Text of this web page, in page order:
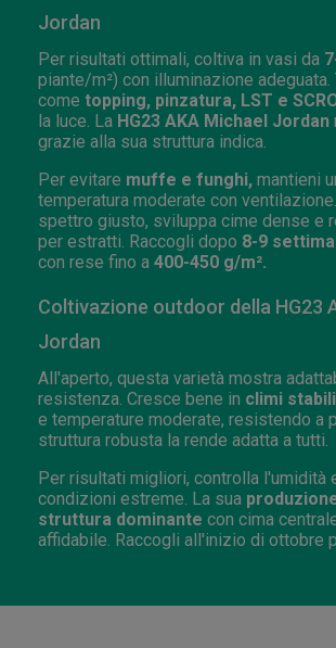
Jordan
Per risultati ottimali, coltiva in vasi da
piante/m²) con illuminazione adeguata.
come topping, pinzatura, LST e
la luce. La HG23 AKA Michael Jordan
grazie alla sua struttura indica.
Per evitare muffe e funghi, mantieni
temperatura moderate con
spettro giusto, sviluppa cime dense e
per estratti. Raccogli dopo 8-9
con rese fino a 400-450 g/m².
Coltivazione outdoor della HG23
Jordan
All'aperto, questa varietà mostra
resistenza. Cresce bene in climi
e temperature moderate, resistendo a
struttura robusta la rende adatta a tutti.
Per risultati migliori, controlla l'umidità
condizioni estreme. La sua
struttura dominante con cima
affidabile. Raccogli all'inizio di ottobre